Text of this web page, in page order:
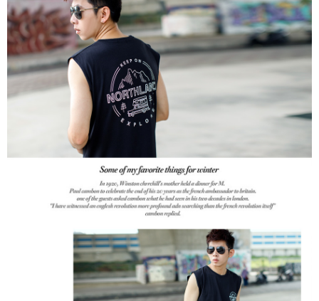
結帳頁面，進行簡訊認證並確認金額後，即可完成結帳。
２．訂單成立數日內，您將收到繳費通知簡訊。
３．收到繳費通知簡訊後14天內，點擊此簡訊中的連結，可透過四大超商／
ATM／網路銀行／等多元方式進行付款，方視為交易完成。
※ 請注意：結帳手續完成當下不需立刻繳費，但若您需要取消訂單，請聯絡
購買商品的店家。未經商家同意取消之訂單仍視為有效，需透過AFTEE先享
後付繳納相關費用。
※ 交易是否成功請以「AFTEE先享後付 」之結帳頁面顯示為準，若有關於
是否繳費成功／繳費後需取消欲退款等相關疑問，請聯繫「AFTEE先享後付
客戶支援中心」
https://netprotections.freshdesk.com/support/home
１．透過由恩沛科技股份有限公司提供之「AFTEE先享後付」服務完成之交
易，需依本服務之必要範圍內提供個人資料，並將交易相關給付款項請求債
權轉讓予恩沛科技股份有限公司。
２．關於個人資料處理事宜，請瀏覽以下網址：
３．未成年的使用者請事先徵得法定代理人或監護人之同意方可使用
「AFTEE先享後付」，若未經同意申辦者引起之損失，本公司不負相關責
４．使用「AFTEE先享後付」時，將依據個別帳號之用戶狀況，依本公司即
時審查核予不同之上限額度；若仍有額度不足之情形，本公司將視審查結果
請求用戶進行身份認證。
先付款後全家取貨
每筆NT$80，滿NT$1,800(含以上)免運費
7-11付款取貨
每筆NT$80，滿NT$1,800(含以上)免運費
每筆NT$80，滿NT$1,800(含以上)免運費
每筆NT$120，滿NT$3,000(含以上)免運費